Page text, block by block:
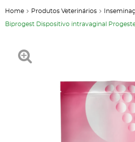
Home Produtos Veterinários
Biprogest Dispositivo intravaginal